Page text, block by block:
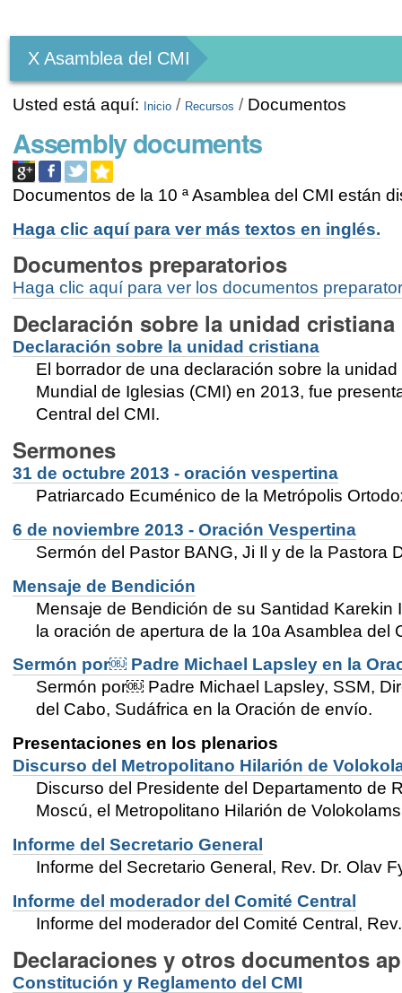
Personales
X Asamblea del CMI
Usted está aquí: Inicio / Recursos / Documentos
Assembly documents
Documentos de la 10 ª Asamblea del CMI están
Haga clic aquí para ver más textos en inglés.
Documentos preparatorios
Haga clic aquí para ver los documentos
Declaración sobre la unidad cristiana
Declaración sobre la unidad cristiana
El borrador de una declaración sobre la
Mundial de Iglesias (CMI) en 2013, fue
Central del CMI.
Sermones
31 de octubre 2013 - oración vespertina
Patriarcado Ecuménico de la Metrópolis
6 de noviembre 2013 - Oración Vespertina
Sermón del Pastor BANG, Ji Il y de la Pastora
Mensaje de Bendición
Mensaje de Bendición de su Santidad
la oración de apertura de la 10a Asamblea del
Sermón por￼ Padre Michael Lapsley en la
Sermón por￼ Padre Michael Lapsley, SSM,
del Cabo, Sudáfrica en la Oración de envío.
Presentaciones en los plenarios
Discurso del Metropolitano Hilarión de
Discurso del Presidente del Departamento de
Moscú, el Metropolitano Hilarión de
Informe del Secretario General
Informe del Secretario General, Rev. Dr. Olav
Informe del moderador del Comité Central
Informe del moderador del Comité Central,
Declaraciones y otros documentos
Constitución y Reglamento del CMI